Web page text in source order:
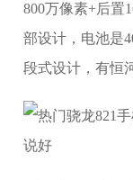
800万像素+后置
部设计，电池是
段式设计，有恒